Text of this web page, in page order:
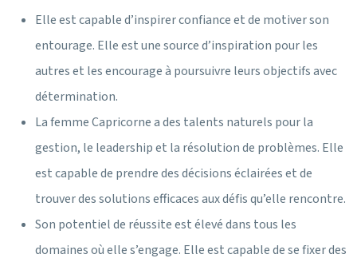
Elle est capable d’inspirer confiance et de motiver son
entourage. Elle est une source d’inspiration pour les
autres et les encourage à poursuivre leurs objectifs avec
détermination.
La femme Capricorne a des talents naturels pour la
gestion, le leadership et la résolution de problèmes. Elle
est capable de prendre des décisions éclairées et de
trouver des solutions efficaces aux défis qu’elle rencontre.
Son potentiel de réussite est élevé dans tous les
domaines où elle s’engage. Elle est capable de se fixer des